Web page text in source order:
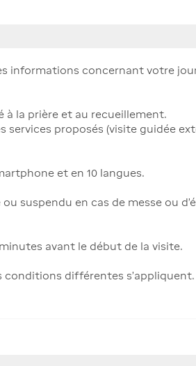
informations concernant votre
à la prière et au recueillement.
services proposés (visite guidée
et en 10 langues.
suspendu en cas de messe ou
avant le début de la visite.
conditions différentes s’appliquent.